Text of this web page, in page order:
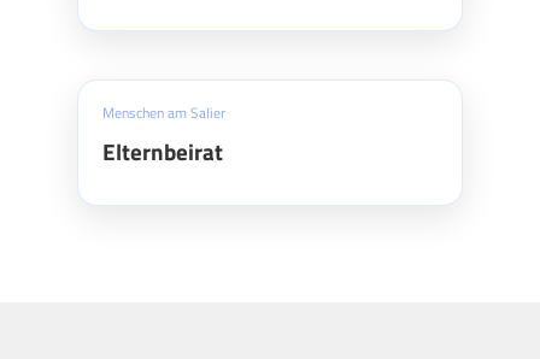
Menschen am Salier
Elternbeirat